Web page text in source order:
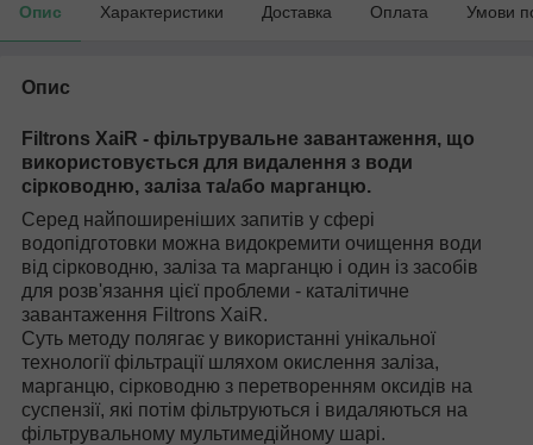
Опис Характеристики Доставка Оплата Умови
Опис
Filtrons XaiR - фільтрувальне завантаження, що
використовується для видалення з води
сірководню, заліза та/або марганцю.
Серед найпоширеніших запитів у сфері
водопідготовки можна видокремити очищення води
від сірководню, заліза та марганцю і один із засобів
для розв'язання цієї проблеми - каталітичне
завантаження Filtrons XaiR.
Суть методу полягає у використанні унікальної
технології фільтрації шляхом окислення заліза,
марганцю, сірководню з перетворенням оксидів на
суспензії, які потім фільтруються і видаляються на
фільтрувальному мультимедійному шарі.